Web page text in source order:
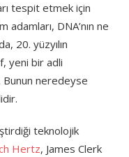
tespit etmek için
adamları, DNA’nın ne
20. yüzyılın
yeni bir adli
Bunun neredeyse
teknolojik
Hertz, James Clerk